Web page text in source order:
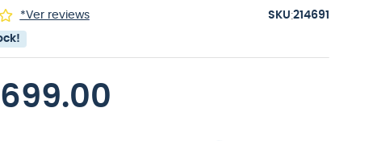
*Ver reviews :214691
.00